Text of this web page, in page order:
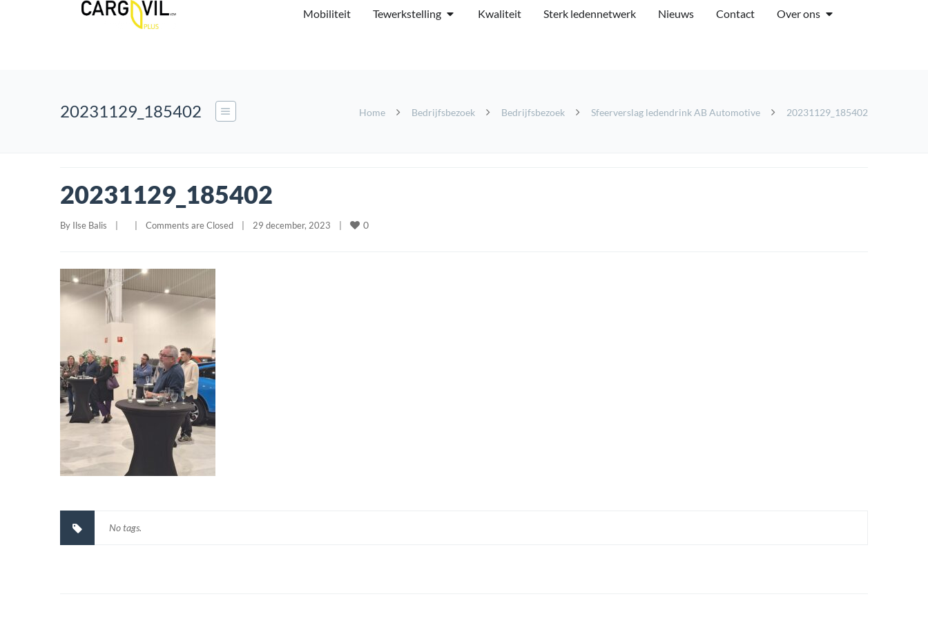
Mobiliteit Tewerkstelling Kwaliteit Sterk ledennetwerk Nieuws Contact Over ons
20231129_185402 Home Bedrijfsbezoek Bedrijfsbezoek Sfeerverslag ledendrink AB Automotive 20231129_185402
20231129_185402
By Ilse Balis Comments are Closed 29 december, 2023 0
No tags.